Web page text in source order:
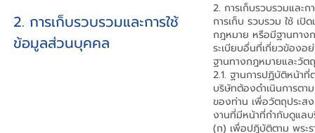
2. การเก็บรวบรวมและการใช้
ข้อมูลส่วนบุคคล
2. การเก็บรวบรวมและ
การเก็บ รวบรวม ใช้ เ
กฎหมาย หรือมีฐานทาง
ระเบียบอื่นที่เกี่ยวข้องอ
ฐานทางกฎหมายและวัต
2.1. ฐานการปฏิบัติหน้า
บริษัทต้องดำเนินการตา
ของท่าน เพื่อวัตถุประส
งานที่มีหน้าที่กำกับดูแล
(ก) เพื่อปฏิบัติตาม พระ